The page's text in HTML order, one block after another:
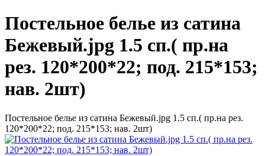
Постельное белье из сатина
Бежевый.jpg 1.5 сп.( пр.на
рез. 120*200*22; под. 215*153;
нав. 2шт)
Постельное белье из сатина Бежевый.jpg 1.5 сп.( пр.на рез.
120*200*22; под. 215*153; нав. 2шт)